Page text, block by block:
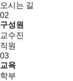
오시는 길
02
구성원
교수진
직원
03
교육
학부